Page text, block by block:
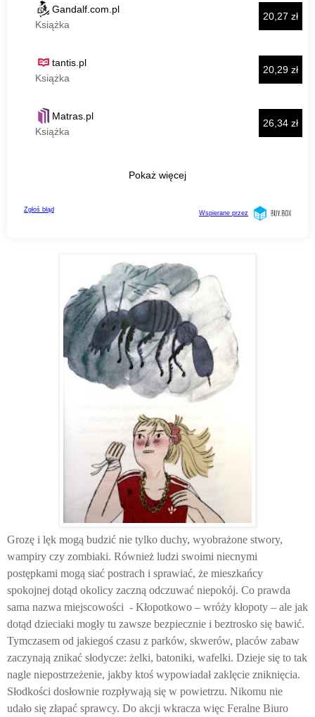
Grozę i lęk mogą budzić nie tylko duchy, wyobrażone stwory,
wampiry czy zombiaki. Również ludzi swoimi niecnymi
postępkami mogą siać postrach i sprawiać, że mieszkańcy
spokojnej dotąd okolicy zaczną odczuwać niepokój. Co prawda
sama nazwa miejscowości - Kłopotkowo – wróży kłopoty – ale jak
dotąd dzieciaki mogły tu zawsze bezpiecznie i beztrosko się bawić.
Tymczasem od jakiegoś czasu z parków, skwerów, placów zabaw
zaczynają znikać słodycze: żelki, batoniki, wafelki. Dzieje się to tak
nagle niepostrzeżenie, jakby ktoś wypowiadał zaklęcie zniknięcia.
Słodkości dosłownie rozpływają się w powietrzu. Nikomu nie
udało się złapać sprawcy. Do akcji wkracza więc Feralne Biuro